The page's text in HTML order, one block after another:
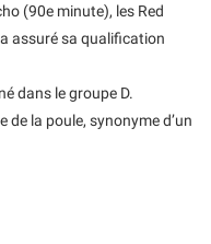
(90e minute), les Red
assuré sa qualification
dans le groupe D.
de la poule, synonyme d’un